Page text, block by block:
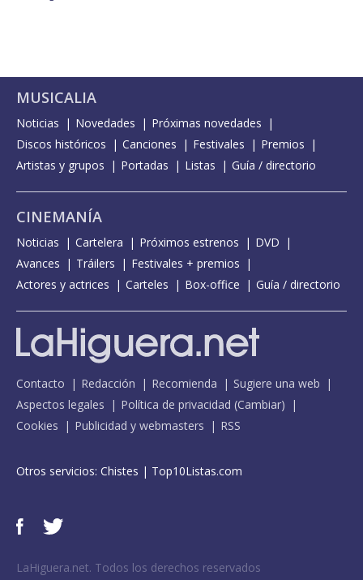
MUSICALIA
Noticias Novedades
Próximas novedades
Discos históricos
Canciones Festivales
Premios
Artistas y grupos
Portadas Listas Guía / directorio
CINEMANÍA
Noticias Cartelera Próximos estrenos
DVD
Avances
Tráilers
Festivales + premios
Actores y actrices
Carteles Box-office Guía / directorio
Contacto Redacción Recomienda
Sugiere una web
Aspectos legales
Política de privacidad (Cambiar)
Cookies
Publicidad y webmasters RSS
Otros servicios: Chistes | Top10Listas.com
LaHiguera.net. Todos los derechos reservados